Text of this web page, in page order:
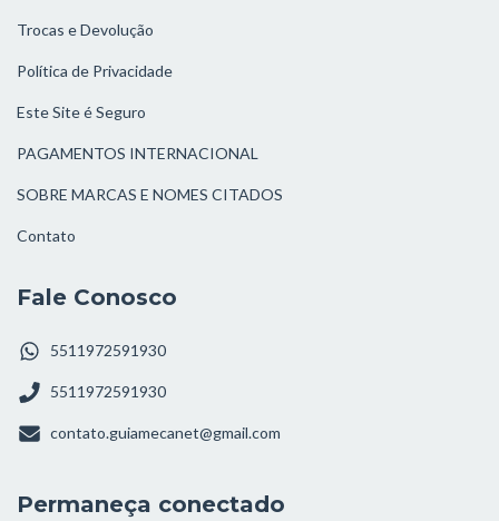
Trocas e Devolução
Política de Privacidade
Este Site é Seguro
PAGAMENTOS INTERNACIONAL
SOBRE MARCAS E NOMES CITADOS
Contato
Fale Conosco
5511972591930
5511972591930
contato.guiamecanet@gmail.com
Permaneça conectado